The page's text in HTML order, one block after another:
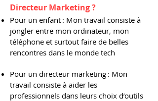
Directeur Marketing ?
Pour un enfant : Mon travail consiste à
jongler entre mon ordinateur, mon
téléphone et surtout faire de belles
rencontres dans le monde tech
Pour un directeur marketing : Mon
travail consiste à aider les
professionnels dans leurs choix d’outils